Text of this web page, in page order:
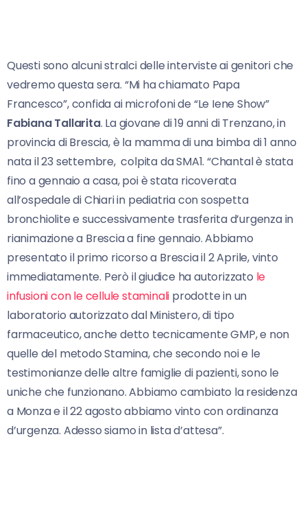
Questi sono alcuni stralci delle interviste ai genitori che
vedremo questa sera. “Mi ha chiamato Papa
Francesco”, confida ai microfoni de “Le Iene Show”
Fabiana Tallarita. La giovane di 19 anni di Trenzano, in
provincia di Brescia, è la mamma di una bimba di 1 anno
nata il 23 settembre, colpita da SMA1. “Chantal è stata
fino a gennaio a casa, poi è stata ricoverata
all’ospedale di Chiari in pediatria con sospetta
bronchiolite e successivamente trasferita d’urgenza in
rianimazione a Brescia a fine gennaio. Abbiamo
presentato il primo ricorso a Brescia il 2 Aprile, vinto
immediatamente. Però il giudice ha autorizzato le
infusioni con le cellule staminali prodotte in un
laboratorio autorizzato dal Ministero, di tipo
farmaceutico, anche detto tecnicamente GMP, e non
quelle del metodo Stamina, che secondo noi e le
testimonianze delle altre famiglie di pazienti, sono le
uniche che funzionano. Abbiamo cambiato la residenza
a Monza e il 22 agosto abbiamo vinto con ordinanza
d’urgenza. Adesso siamo in lista d’attesa”.